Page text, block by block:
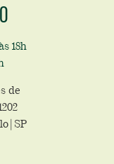
18h
de